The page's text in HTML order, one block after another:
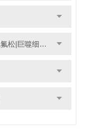
Formumax|氯氟松|巨噬细胞清除剂